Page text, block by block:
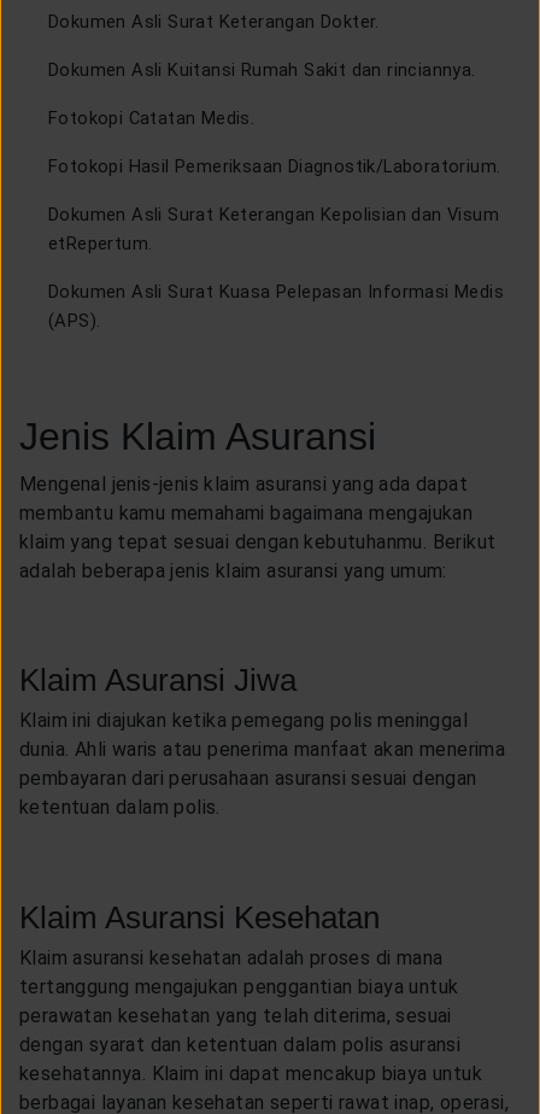
Dokumen Asli Surat Keterangan Dokter.
Dokumen Asli Kuitansi Rumah Sakit dan rinciannya.
Fotokopi Catatan Medis.
Fotokopi Hasil Pemeriksaan Diagnostik/Laboratorium.
Dokumen Asli Surat Keterangan Kepolisian dan Visum
etRepertum.
Dokumen Asli Surat Kuasa Pelepasan Informasi Medis
(APS).
Jenis Klaim Asuransi
Mengenal jenis-jenis klaim asuransi yang ada dapat
membantu kamu memahami bagaimana mengajukan
klaim yang tepat sesuai dengan kebutuhanmu. Berikut
adalah beberapa jenis klaim asuransi yang umum:
Klaim Asuransi Jiwa
Klaim ini diajukan ketika pemegang polis meninggal
dunia. Ahli waris atau penerima manfaat akan menerima
pembayaran dari perusahaan asuransi sesuai dengan
ketentuan dalam polis.
Klaim Asuransi Kesehatan
Klaim asuransi kesehatan adalah proses di mana
tertanggung mengajukan penggantian biaya untuk
perawatan kesehatan yang telah diterima, sesuai
dengan syarat dan ketentuan dalam polis asuransi
kesehatannya. Klaim ini dapat mencakup biaya untuk
berbagai layanan kesehatan seperti rawat inap, operasi,